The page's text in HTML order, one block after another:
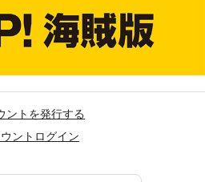
ントを発行する
ントログイン